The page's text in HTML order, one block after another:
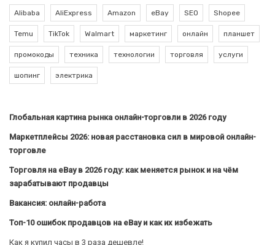
Alibaba AliExpress Amazon eBay SEO Shopee
Temu TikTok Walmart маркетинг онлайн планшет
промокоды техника технологии торговля услуги
шопинг электрика
Глобальная картина рынка онлайн-торговли в 2026 году
Маркетплейсы 2026: новая расстановка сил в мировой онлайн-
торговле
Торговля на eBay в 2026 году: как меняется рынок и на чём
зарабатывают продавцы
Вакансия: онлайн-работа
Топ-10 ошибок продавцов на eBay и как их избежать
Как я купил часы в 3 раза дешевле!